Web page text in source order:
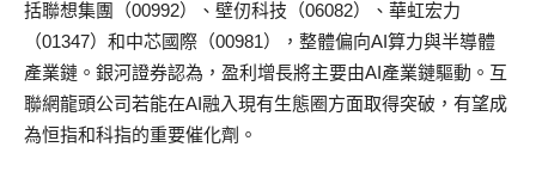
括聯想集團（00992）、壁仞科技（06082）、華虹宏力
（01347）和中芯國際（00981），整體偏向AI算力與半導體
產業鏈。銀河證券認為，盈利增長將主要由AI產業鏈驅動。互
聯網龍頭公司若能在AI融入現有生態圈方面取得突破，有望成
為恒指和科指的重要催化劑。